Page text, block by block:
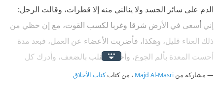
الدم على سائر الجسد ولا ينالني منه إلا قطرات، وقالت الرجل:
إني أسعى في الأرض شرقا وغربا لكسب القوت، مع إن حظي من
ذلك العناء قليل، وهكذا، فأضربت الأعضاء عن العمل، فبعد مدة
أحست المعدة بألم الجوع، وأحس القلب بالضعف، وأدرك كل
عضو أن خيره في أن يعمل له ولغيره، فعادت جميعها إلى العمل.
مشاركة من Majd Al-Masri ، من كتابكتاب الأخلاق